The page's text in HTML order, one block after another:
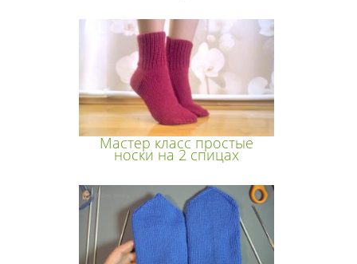
Мастер класс простые
носки на 2 спицах